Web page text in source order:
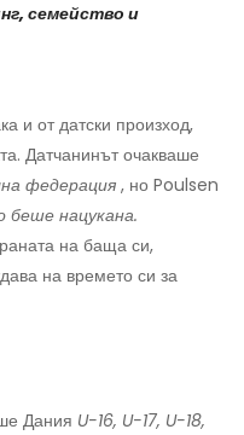
семейство и
и от датски произход,
Датчанинът очакваше
федерация , но Poulsen
беше нацукана.
на баща си,
на времето си за
Дания U-16, U-17, U-18,